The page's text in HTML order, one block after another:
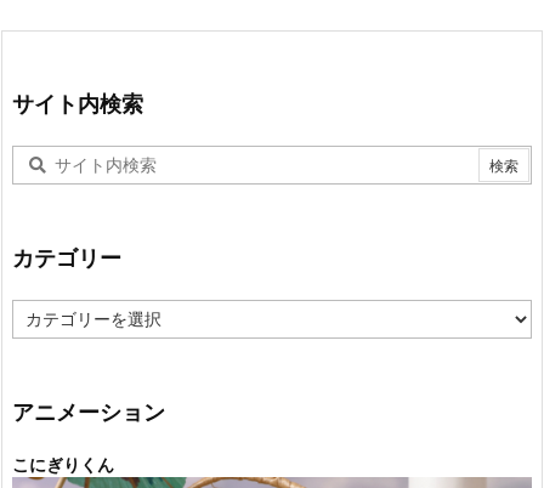
サイト内検索
カテゴリー
テ
ー
アニメーション
こにぎりくん